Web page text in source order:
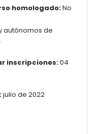
homologado:No
autónomos de
inscripciones:04
julio de 2022